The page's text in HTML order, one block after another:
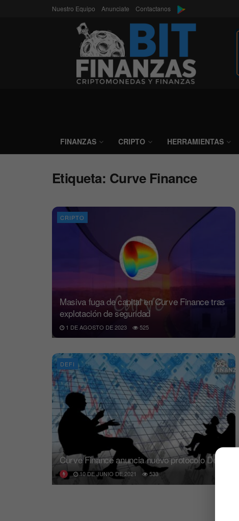
Nuestro Equipo Anunciate Contactanos
FINANZAS CRIPTO HERRAMIENTAS
Etiqueta: Curve Finance
CRIPTO
Masiva fuga de capital en Curve Finance tras
explotación de seguridad
1 DE AGOSTO DE 2023 525
DEFI
Curve Finance anuncia nuevo protocolo DeFi
10 DE JUNIO DE 2021 533